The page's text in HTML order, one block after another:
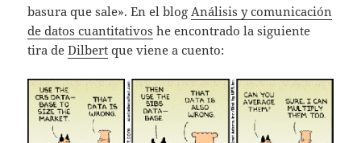
basura que sale». En el blogAnálisis y comunicación
de datos cuantitativos he encontrado la siguiente
tira deDilbert que viene a cuento: